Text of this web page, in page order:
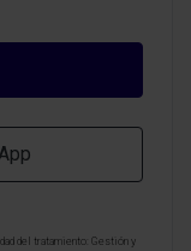
del tratamiento: Gestión y